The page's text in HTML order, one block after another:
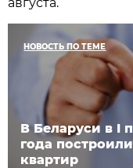
НОВОСТЬ ПО ТЕМЕ
В Беларуси в I
года
квартир